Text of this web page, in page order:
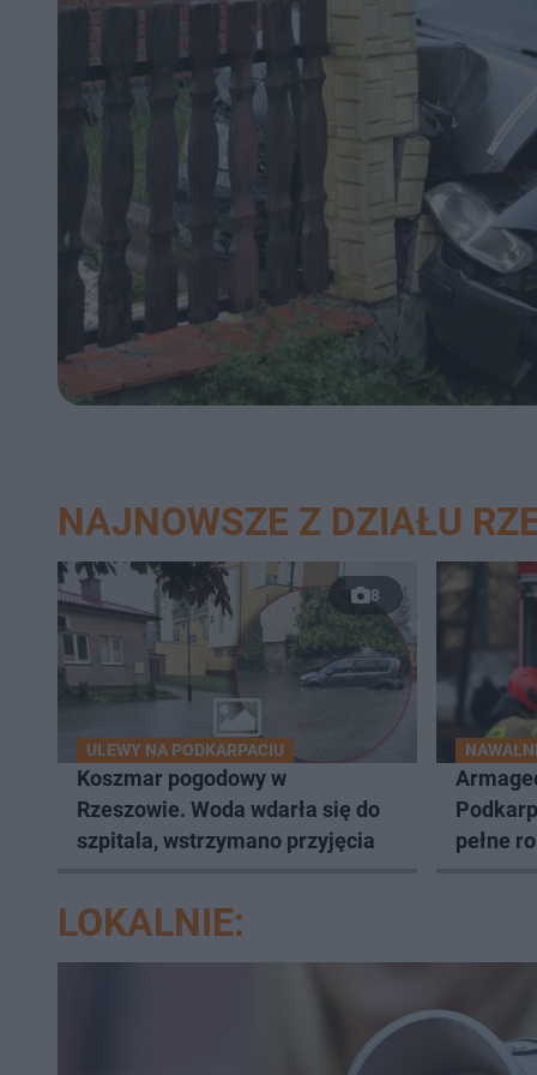
NAJNOWSZE Z DZIAŁU
8
ULEWY NA PODKARPACIU
Koszmar pogodowy w
Rzeszowie. Woda wdarła się do
szpitala, wstrzymano przyjęcia
pełne
LOKALNIE: